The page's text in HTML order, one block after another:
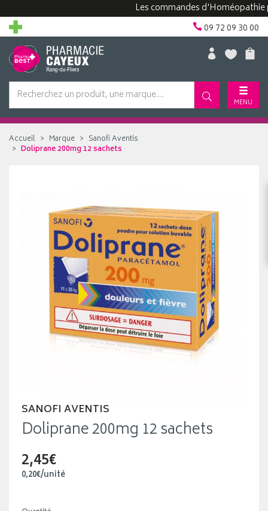
Les commandes d'Homéopathie
09 72 09 30 00
MENU
Accueil Marque
Sanofi Aventis
Doliprane 200mg 12 sachets
SANOFI AVENTIS
Doliprane 200mg 12 sachets
2,45€
0,20€/unité